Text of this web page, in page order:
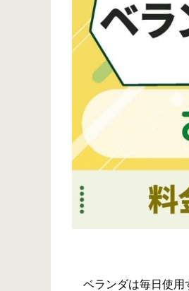
ベランダは毎日使用